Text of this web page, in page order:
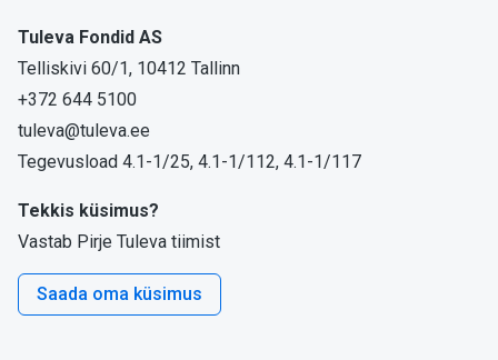
Tuleva Fondid AS
Telliskivi 60/1, 10412 Tallinn
+372 644 5100
tuleva@tuleva.ee
Tegevusload 4.1-1/25, 4.1-1/112, 4.1-1/117
Tekkis küsimus?
Vastab Pirje Tuleva tiimist
Saada oma küsimus